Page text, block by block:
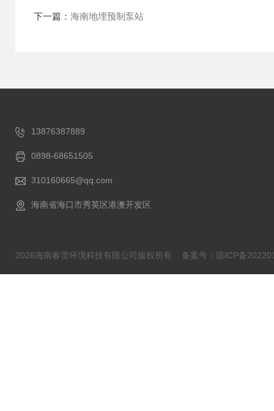
下一篇： 海南地埋预制泵站
13876387889
0898-68651505
310160665@qq.com
海南省海口市秀英区港澳开发区
2026海南春雷环境科技有限公司版权所有 备案号：琼ICP备